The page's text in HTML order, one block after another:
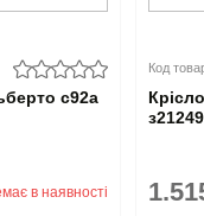
с92а
в наявності
Код